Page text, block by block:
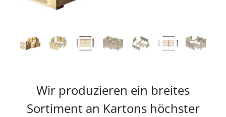
Wir produzieren ein breites
Sortiment an Kartons höchster